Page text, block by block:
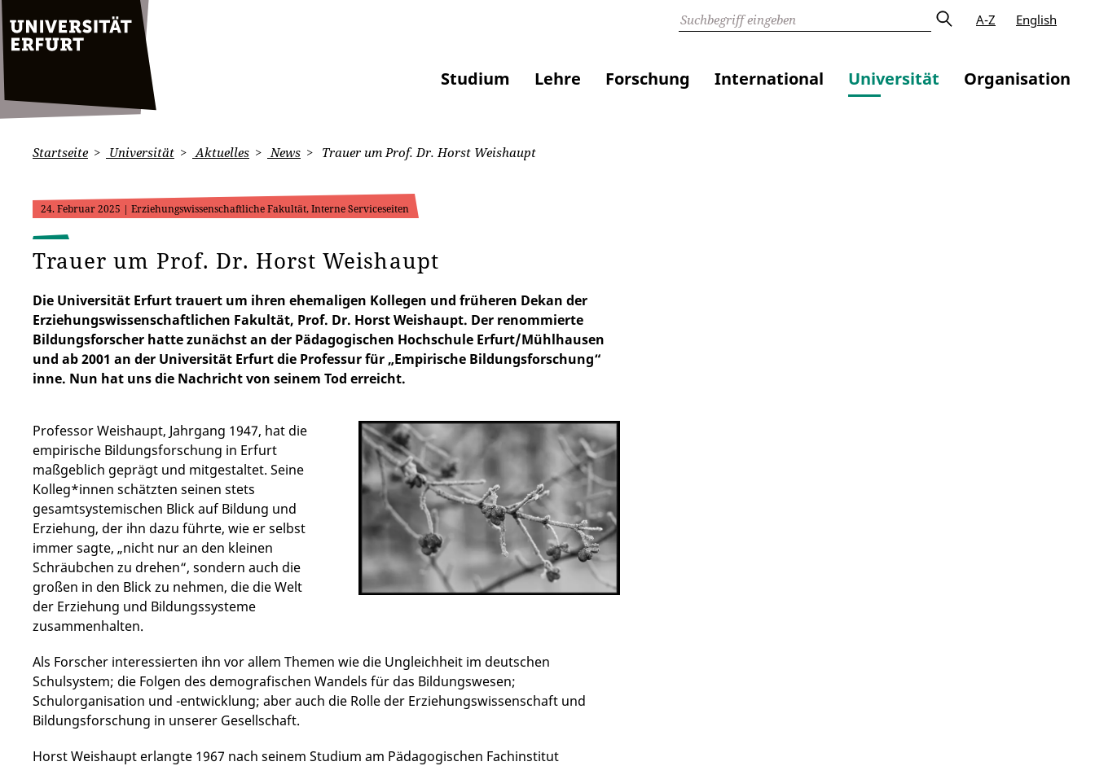
A-Z English
Studium Lehre Forschung International Universität Organisation
Startseite Universität Aktuelles News Trauer um Prof. Dr. Horst Weishaupt
24. Februar 2025 | Erziehungswissenschaftliche Fakultät, Interne Serviceseiten
Trauer um Prof. Dr. Horst Weishaupt
Die Universität Erfurt trauert um ihren ehemaligen Kollegen und früheren Dekan der
Erziehungswissenschaftlichen Fakultät, Prof. Dr. Horst Weishaupt. Der renommierte
Bildungsforscher hatte zunächst an der Pädagogischen Hochschule Erfurt/Mühlhausen
und ab 2001 an der Universität Erfurt die Professur für „Empirische Bildungsforschung“
inne. Nun hat uns die Nachricht von seinem Tod erreicht.
Professor Weishaupt, Jahrgang 1947, hat die
empirische Bildungsforschung in Erfurt
maßgeblich geprägt und mitgestaltet. Seine
Kolleg*innen schätzten seinen stets
gesamtsystemischen Blick auf Bildung und
Erziehung, der ihn dazu führte, wie er selbst
immer sagte, „nicht nur an den kleinen
Schräubchen zu drehen“, sondern auch die
großen in den Blick zu nehmen, die die Welt
der Erziehung und Bildungssysteme
zusammenhalten.
Als Forscher interessierten ihn vor allem Themen wie die Ungleichheit im deutschen
Schulsystem; die Folgen des demografischen Wandels für das Bildungswesen;
Schulorganisation und -entwicklung; aber auch die Rolle der Erziehungswissenschaft und
Bildungsforschung in unserer Gesellschaft.
Horst Weishaupt erlangte 1967 nach seinem Studium am Pädagogischen Fachinstitut